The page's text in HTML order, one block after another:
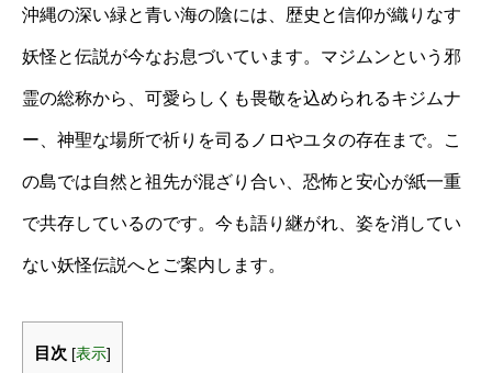
沖縄の深い緑と青い海の陰には、歴史と信仰が織りなす
妖怪と伝説が今なお息づいています。マジムンという邪
霊の総称から、可愛らしくも畏敬を込められるキジムナ
ー、神聖な場所で祈りを司るノロやユタの存在まで。こ
の島では自然と祖先が混ざり合い、恐怖と安心が紙一重
で共存しているのです。今も語り継がれ、姿を消してい
ない妖怪伝説へとご案内します。
目次 [表示]